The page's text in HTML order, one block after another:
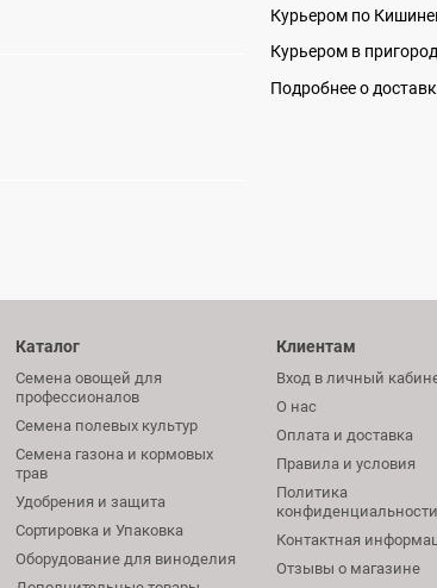
Курьером по
Курьером в
Подробнее о
Каталог
Семена овощей для
профессионалов
Семена полевых культур
Семена газона и кормовых
трав
Удобрения и защита
Сортировка и Упаковка
Оборудование для виноделия
Клиентам
Вход в личный
О нас
Оплата и доставка
Правила и условия
Политика
конфиденциальности
Контактная
Отзывы о магазине